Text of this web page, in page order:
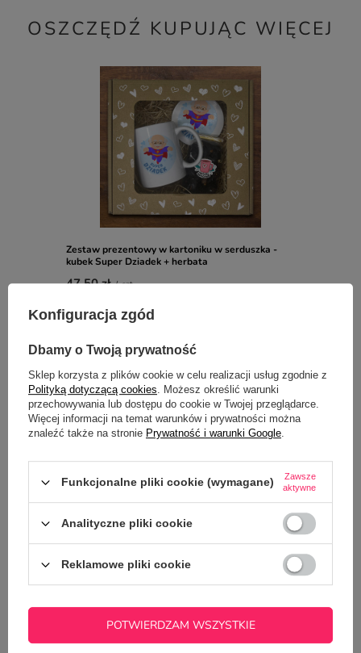
OSZCZĘDŹ KUPUJĄC WIĘCEJ
Zestaw prezentowy w kartoniku w serduszka -
kubek Super Dziadek + herbata
47,50 zł / szt.
OPIS
SZCZEGÓŁOWE DANE
OPINIE (0)
niezwłocznie, najciekawsze pytania i
odpowiedzi publikując dla innych.
ZADAJ PYTANIE
Konfiguracja zgód
Dbamy o Twoją prywatność
Sklep korzysta z plików cookie w celu realizacji usług zgodnie z
Polityką dotyczącą cookies. Możesz określić warunki
przechowywania lub dostępu do cookie w Twojej przeglądarce.
Więcej informacji na temat warunków i prywatności można
znaleźć także na stronie Prywatność i warunki Google.
Funkcjonalne pliki cookie (wymagane)
Zawsze
aktywne
Analityczne pliki cookie
Reklamowe pliki cookie
POTWIERDZAM WSZYSTKIE